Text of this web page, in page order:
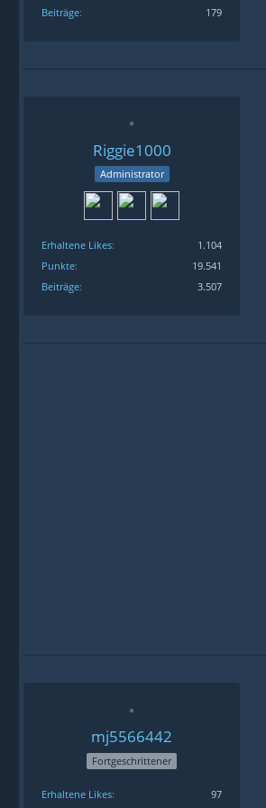
Beiträge 179
Riggie1000
Administrator
Erhaltene Likes
1.104
Punkte
19.541
Beiträge
3.507
mj5566442
Fortgeschrittener
Erhaltene Likes
97